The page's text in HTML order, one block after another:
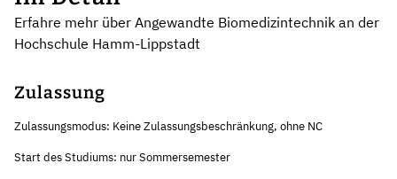
Erfahre mehr über Angewandte Biomedizintechnik an der
Hochschule Hamm-Lippstadt
Zulassung
Zulassungsmodus: Keine Zulassungsbeschränkung, ohne NC
Start des Studiums: nur Sommersemester